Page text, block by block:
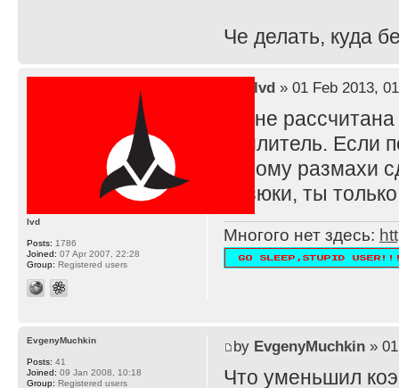
Че делать, куда
lvd» 01 Feb 2013,
TS не
усилитель. Если
потому размахи
резюки, ты
Многого нет здесь:
lvd
Posts: 1786
Joined: 07 Apr 2007, 22:28
Group: Registered users
by EvgenyMuchkin» 01
Что уменьшил
EvgenyMuchkin
Posts: 41
Joined: 09 Jan 2008, 10:18
Group: Registered users